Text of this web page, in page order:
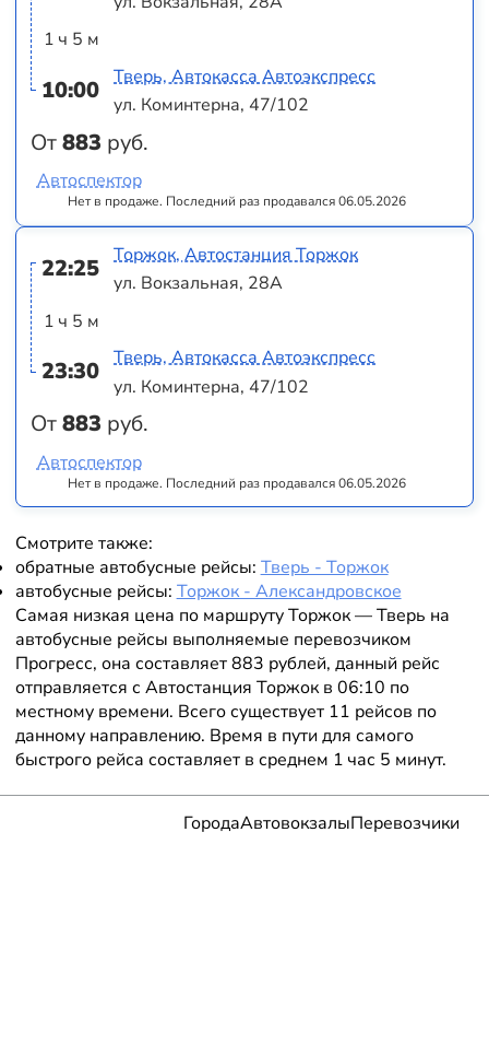
1 ч 5 м
10:00
От883 руб.
Тверь, Автокасса Автоэкспресс
ул. Коминтерна, 47/102
Нет в продаже. Последний раз продавался 06.05.2026
Автоспектор
22:25
1 ч 5 м
23:30
От883 руб.
Торжок, Автостанция Торжок
ул. Вокзальная, 28А
Тверь, Автокасса Автоэкспресс
ул. Коминтерна, 47/102
Нет в продаже. Последний раз продавался 06.05.2026
Автоспектор
Смотрите также:
обратные автобусные рейсы: Тверь - Торжок
автобусные рейсы: Торжок - Александровское
Самая низкая цена по маршруту Торжок — Тверь на
автобусные рейсы выполняемые перевозчиком
Прогресс, она составляет 883 рублей, данный рейс
отправляется с Автостанция Торжок в 06:10 по
местному времени. Всего существует 11 рейсов по
данному направлению. Время в пути для самого
быстрого рейса составляет в среднем 1 час 5 минут.
ГородаАвтовокзалыПеревозчики